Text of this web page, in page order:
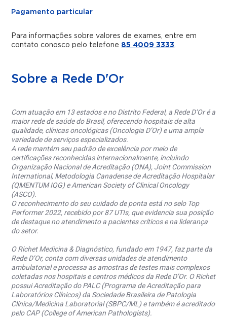
Pagamento particular
Para informações sobre valores de exames, entre em
contato conosco pelo telefone 85 4009 3333.
Sobre a Rede D'Or
Com atuação em 13 estados e no Distrito Federal, a Rede D’Or é a
maior rede de saúde do Brasil, oferecendo hospitais de alta
qualidade, clínicas oncológicas (Oncologia D’Or) e uma ampla
variedade de serviços especializados.
A rede mantém seu padrão de excelência por meio de
certificações reconhecidas internacionalmente, incluindo
Organização Nacional de Acreditação (ONA), Joint Commission
International, Metodologia Canadense de Acreditação Hospitalar
(QMENTUM IQG) e American Society of Clinical Oncology
(ASCO).
O reconhecimento do seu cuidado de ponta está no selo Top
Performer 2022, recebido por 87 UTIs, que evidencia sua posição
de destaque no atendimento a pacientes críticos e na liderança
do setor.
O Richet Medicina & Diagnóstico, fundado em 1947, faz parte da
Rede D’Or, conta com diversas unidades de atendimento
ambulatorial e processa as amostras de testes mais complexos
coletadas nos hospitais e centros médicos da Rede D’Or. O Richet
possui Acreditação do PALC (Programa de Acreditação para
Laboratórios Clínicos) da Sociedade Brasileira de Patologia
Clínica/Medicina Laboratorial (SBPC/ML) e também é acreditado
pelo CAP (College of American Pathologists).